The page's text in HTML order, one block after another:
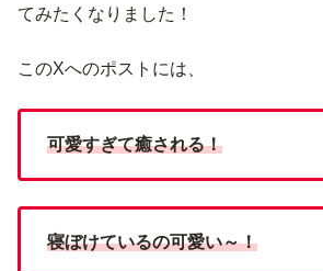
てみたくなりました！
このXへのポストには、
可愛すぎて癒される！
寝ぼけているの可愛い～！